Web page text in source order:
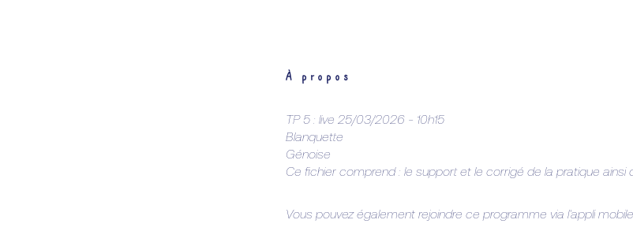
À propos
TP 5 : live 25/03/2026 - 10h15
Blanquette
Génoise
Ce fichier comprend : le support et le corrigé de la pratique ainsi
Vous pouvez également rejoindre ce programme via l'appli mobile.